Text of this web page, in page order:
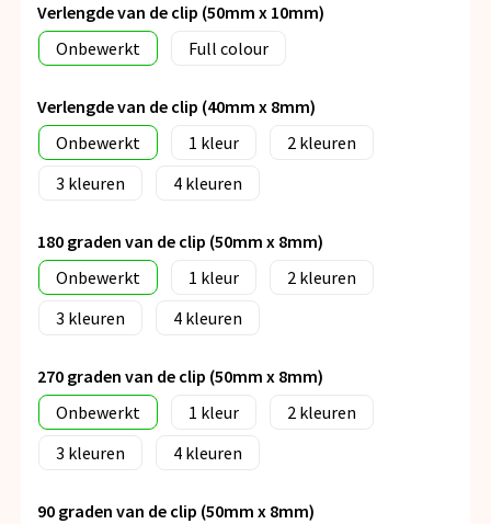
Verlengde van de clip (50mm x 10mm)
Onbewerkt
Full colour
Verlengde van de clip (40mm x 8mm)
Onbewerkt
1
2
3
4
180 graden van de clip (50mm x 8mm)
Onbewerkt
1
2
3
4
270 graden van de clip (50mm x 8mm)
Onbewerkt
1
2
3
4
90 graden van de clip (50mm x 8mm)